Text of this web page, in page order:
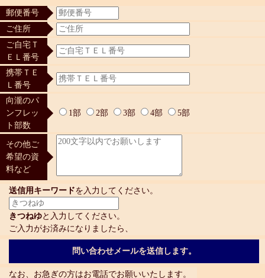
郵便番号
ご住所
ご自宅Ｔ
ＥＬ番号
携帯ＴＥ
Ｌ番号
向瀧のパ
ンフレッ
ト部数
1部 2部 3部 4部 5部
その他ご
希望の資
料など
送信用キーワードを入力してください。
きつねゆと入力してください。
ご入力がお済みになりましたら、
なお、お急ぎの方はお電話でお願いいたします。